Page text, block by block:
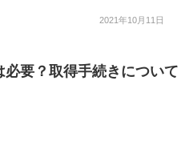
2021年10月11日
要？取得手続きについて